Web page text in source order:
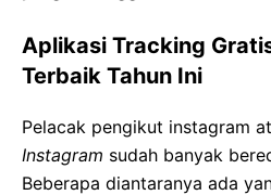
Aplikasi Tracking
Terbaik Tahun Ini
Pelacak pengikut instagram
Instagram sudah banyak
Beberapa diantaranya ada